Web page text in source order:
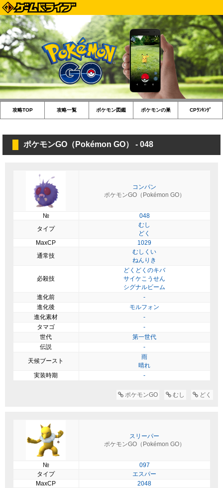
攻略TOP 攻略一覧 ポケモン図鑑 ポケモンの巣 CPﾗﾝｷﾝｸﾞ
ポケモンGO（Pokémon GO） - 048
コンパン
ポケモンGO（Pokémon GO）
№
048
タイプ
むし
どく
MaxCP
1029
通常技
むしくい
ねんりき
必殺技
どくどくのキバ
サイケこうせん
シグナルビーム
進化前
-
進化後
モルフォン
進化素材
-
タマゴ
-
世代
第一世代
伝説
-
天候ブースト
雨
晴れ
実装時期
-
ポケモンGO むし どく
スリーパー
ポケモンGO（Pokémon GO）
№
097
タイプ
エスパー
MaxCP
2048